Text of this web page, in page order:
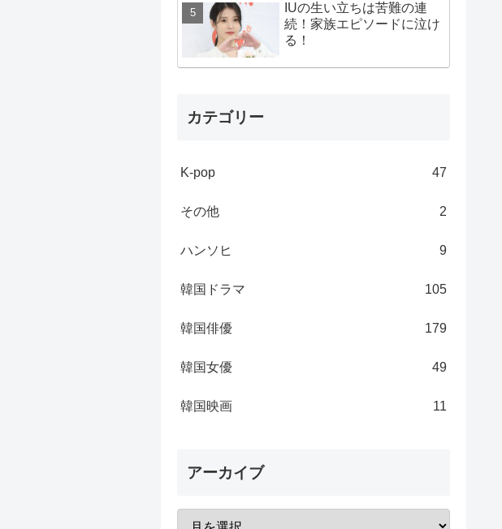
IUの生い立ちは苦難の連
続！家族エピソードに泣け
る！
カテゴリー
K-pop 47
その他 2
ハンソヒ 9
韓国ドラマ 105
韓国俳優 179
韓国女優 49
韓国映画 11
アーカイブ